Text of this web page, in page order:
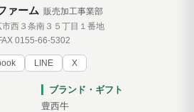
ァーム 販売加工事業部
西３条南３５丁目１番地
0155-66-5302
LINE X
ブランド・ギフト
豊西牛